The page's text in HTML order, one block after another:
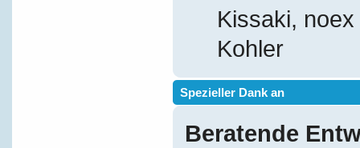
Kissaki,
Kohler
Spezieller Dank an
Beratende